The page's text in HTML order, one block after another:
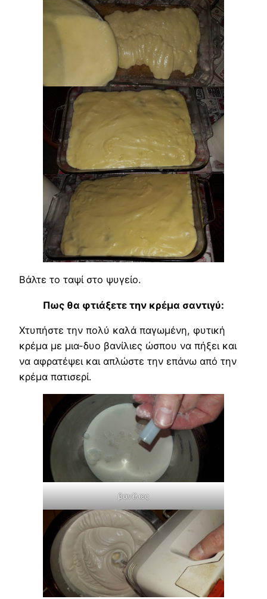
Βάλτε το ταψί στο ψυγείο.
Πως θα φτιάξετε την κρέμα σαντιγύ:
Χτυπήστε την πολύ καλά παγωμένη, φυτική
κρέμα με μια-δυο βανίλιες ώσπου να πήξει και
να αφρατέψει και απλώστε την επάνω από την
κρέμα πατισερί.
βανίλιες